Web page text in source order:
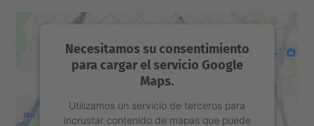
Necesitamos su consentimiento
para cargar el servicio Google
Maps.
Utilizamos un servicio de terceros para
incrustar contenido de mapas que puede